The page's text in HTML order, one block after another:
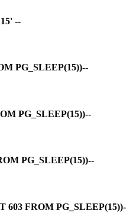
--
PG_SLEEP(15))--
PG_SLEEP(15))--
PG_SLEEP(15))--
603 FROM PG_SLEEP(15))-